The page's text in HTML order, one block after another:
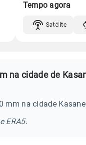
Tempo agora
Satélite
Qual é a média mensal de chuva em na
mm na cidade Kasane
ERA5.